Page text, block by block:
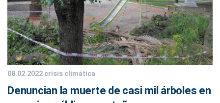
08.02.2022crisis climática
Denuncian la muerte de casi mil árboles en